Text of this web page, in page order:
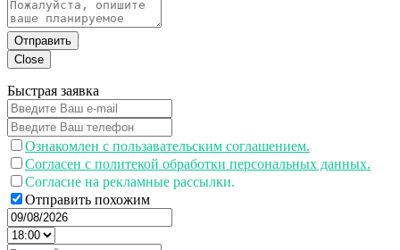
Отправить
Close
Быстрая заявка
Ознакомлен с пользавательским соглашением.
Согласен с политекой обработки персональных данных.
Согласие на рекламные рассылки.
Отправить похожим